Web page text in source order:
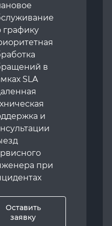
графику
в
SLA
и
при
Оставить
заявку